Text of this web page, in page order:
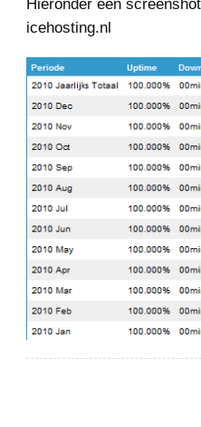
Hieronder een
icehosting.nl